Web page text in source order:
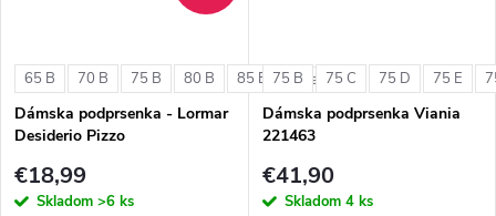
65 B 70 B 75 B 80 B 85 B + ďalšie
Dámska podprsenka - Lormar
Desiderio Pizzo
€18,99
Skladom >6 ks
75 B 75 C 75 D 75 E
Dámska podprsenka Viania
221463
€41,90
Skladom 4 ks